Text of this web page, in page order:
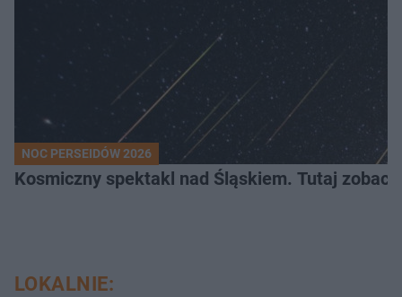
NOC PERSEIDÓW 2026
Kosmiczny spektakl nad Śląskiem. Tutaj
LOKALNIE: